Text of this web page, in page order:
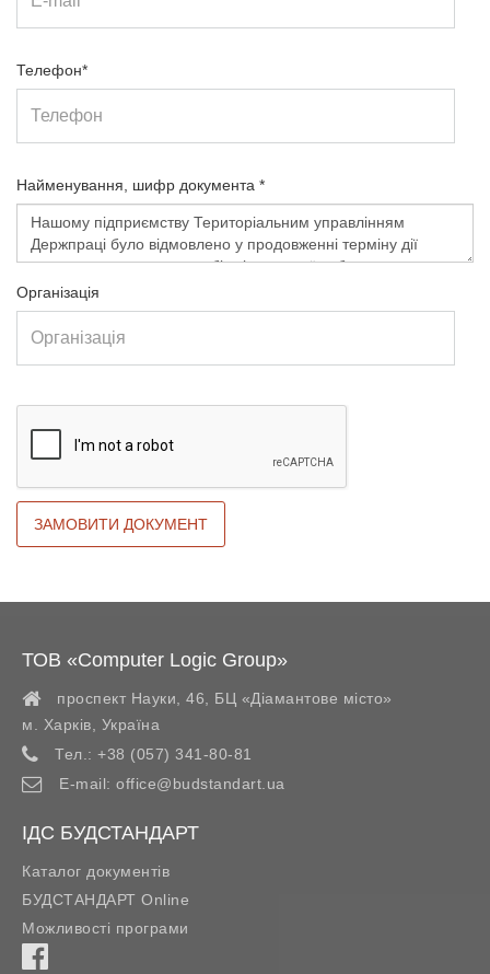
Телефон*
Найменування, шифр документа *
Організація
ТОВ «Computer Logic Group»
проспект Науки, 46, БЦ «Діамантове місто»
м. Харків
Україна
Тел.: +38 (057) 341-80-81
E-mail: office@budstandart.ua
ІДС БУДСТАНДАРТ
Каталог документів
БУДСТАНДАРТ Online
Можливості програми